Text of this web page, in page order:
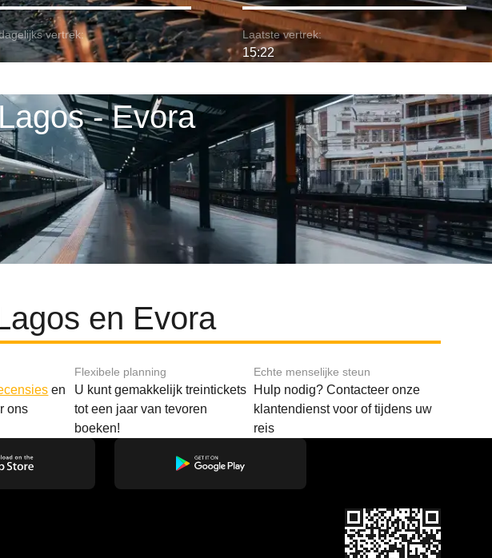
vertrek: Laatste vertrek:
15:22
- Evora
en Evora
en
ons
Flexibele planning
U kunt gemakkelijk treintickets
tot een jaar van tevoren
boeken!
Echte menselijke steun
Hulp nodig? Contacteer onze
klantendienst voor of tijdens uw
reis